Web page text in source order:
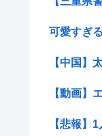
可愛すぎ
【中国】
【動画】
【悲報】